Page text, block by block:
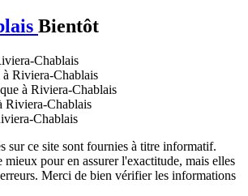
Bientôt
Chablais
Riviera-Chablais
à Riviera-Chablais
Riviera-Chablais
Chablais
sur ce site sont fournies à titre informatif.
mieux pour en assurer l'exactitude, mais elles
Merci de bien vérifier les informations